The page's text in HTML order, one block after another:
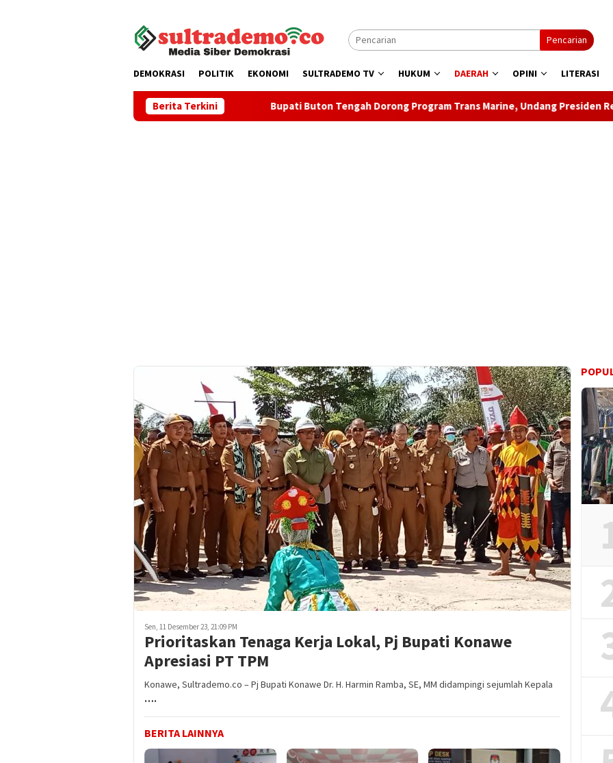
Pencarian
DEMOKRASI POLITIK EKONOMI SULTRADEMO TV HUKUM DAERAH OPINI LITERASI
Berita Terkini
Bupati Buton Tengah Dorong Program Trans Marine, Undang Presiden Resmikan Sejumlah Proyek
Sen, 11 Desember 23, 21:09 PM
Prioritaskan Tenaga Kerja Lokal, Pj Bupati Konawe
Apresiasi PT TPM
Konawe, Sultrademo.co – Pj Bupati Konawe Dr. H. Harmin Ramba, SE, MM didampingi sejumlah Kepala
….
BERITA LAINNYA